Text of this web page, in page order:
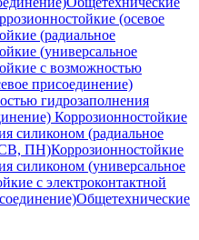
(осевое
(радиальное
(универсальное
с возможно­стью
присоеди­нение)
гидрозапол­нения
Коррозионностой­кие
силиконом (радиальное
CB, ПН)Коррозионностой­кие
силиконом (универ­саль­ное
с электрокон­тактной
Общетехнические